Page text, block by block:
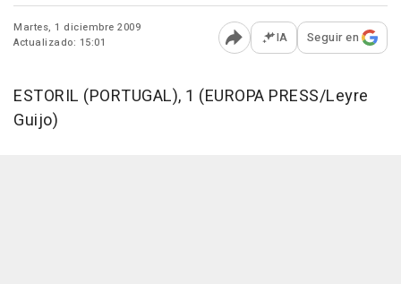
Martes, 1 diciembre 2009
Actualizado: 15:01
Abrir opciones para
IA Seguir en
ESTORIL (PORTUGAL), 1 (EUROPA PRESS/Leyre
Guijo)